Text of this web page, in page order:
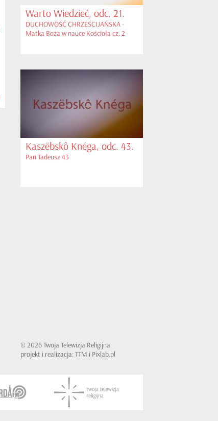
Warto Wiedzieć, odc. 21.
DUCHOWOŚĆ CHRZEŚCIJAŃSKA -
Matka Boża w nauce Kościoła cz. 2
Kaszëbskô Knéga, odc. 43.
Pan Tadeusz 43
© 2026 Twoja Telewizja Religijna
projekt i realizacja: TTM i Pixlab.pl